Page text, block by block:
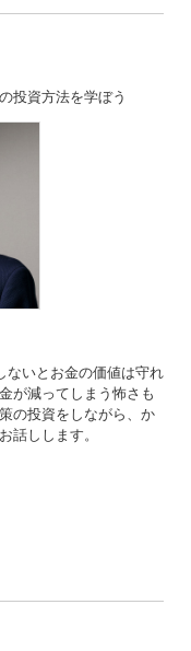
投資方法を学ぼう
ないとお金の価値は守れ
が減ってしまう怖さも
の投資をしながら、か
話しします。